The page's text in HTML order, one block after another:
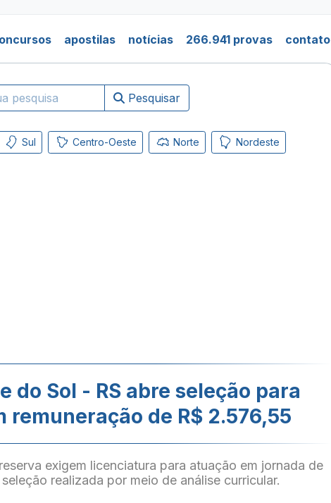
apostilas notícias 266.941 provas contato
Pesquisar
Sul Centro-Oeste Norte Nordeste
do Sol - RS abre seleção para
remuneração de R$ 2.576,55
exigem licenciatura para atuação em jornada de
realizada por meio de análise curricular.